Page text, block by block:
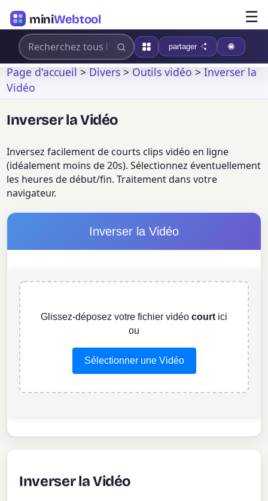
miniWebtool ☰
partager
Page d'accueil>Divers>Outils vidéo>Inverser la
Vidéo
Inverser la Vidéo
Inversez facilement de courts clips vidéo en ligne
(idéalement moins de 20s). Sélectionnez éventuellement
les heures de début/fin. Traitement dans votre
navigateur.
Inverser la Vidéo
Glissez-déposez votre fichier vidéo court ici
ou
Sélectionner une Vidéo
Inverser la Vidéo